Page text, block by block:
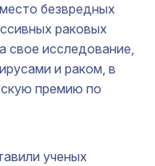
безвредных
раковых
свое исследование,
и раком, в
премию по
ученых